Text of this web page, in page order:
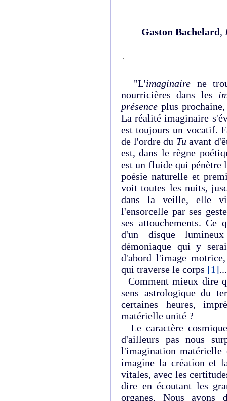
Gaston Bachelard,
"L'imaginaire ne
nourricières dans les
présence plus
La réalité imaginaire
est toujours un vocatif.
de l'ordre du Tuavant
est, dans le règne
est un fluide qui pénètre
poésie naturelle et
voit toutes les nuits,
dans la veille, elle
l'ensorcelle par ses
ses attouchements. Ce
d'un disque
démoniaque qui y
d'abord l'image
qui traverse le corps [1]
Comment mieux dire
sens astrologique du
certaines heures,
matérielle unité ?
Le caractère
d'ailleurs pas nous
l'imagination matérielle
imagine la création et
vitales, avec les
dire en écoutant les
organes. Nous avons